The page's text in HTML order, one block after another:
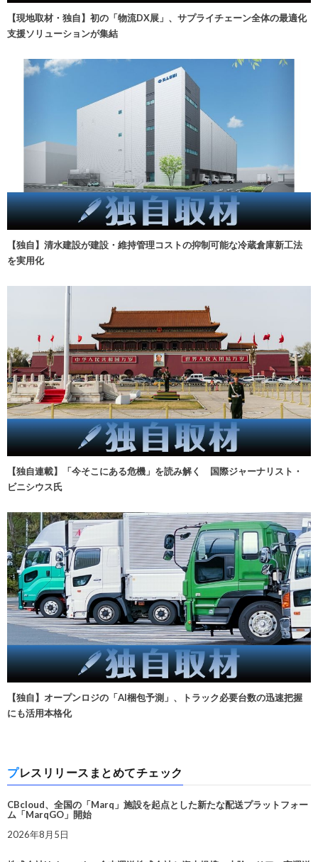
【現地取材・独自】初の「物流DX展」、サプライチェーン全体の最適化
支援ソリューションが集結
【独自】清水建設が建設・維持管理コストの抑制可能な冷蔵倉庫新工法
を実用化
【独自連載】「今そこにある危機」を読み解く 国際ジャーナリスト・
ビニシウス氏
【独自】オープンロジの「AI梱包予測」、トラック必要台数の迅速把握
にも活用本格化
プレスリリースまとめてチェック
CBcloud、全国の「Marq」施設を起点とした新たな配送プラットフォー
ム「MarqGO」開始
2026年8月5日